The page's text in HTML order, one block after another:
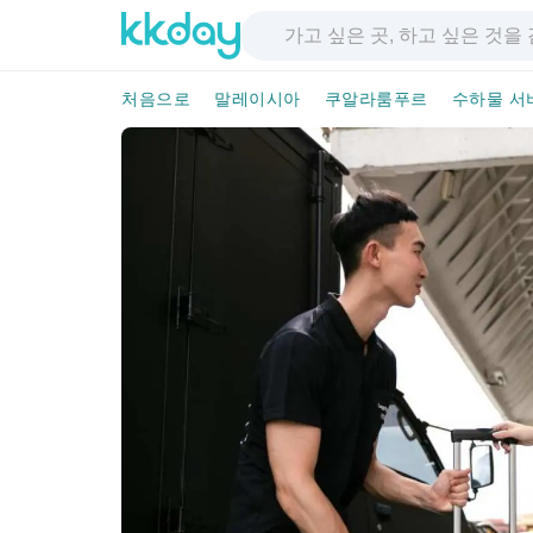
처음으로 말레이시아 쿠알라룸푸르 수하물 서